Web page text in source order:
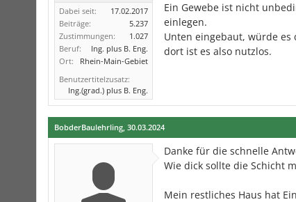
Dabei seit:
17.02.2017
Beiträge:
5.237
Zustimmungen:
1.027
Beruf:
Ing. plus B. Eng.
Ort:
Rhein-Main-Gebiet
Benutzertitelzusatz:
Ing.(grad.) plus B. Eng.
Ein Gewebe ist nicht
einlegen.
Unten eingebaut, würde es
dort ist es also nutzlos.
BobderBaulehrling, 30.03.2024
Danke für die schnelle
Wie dick sollte die Schicht
Mein restliches Haus hat